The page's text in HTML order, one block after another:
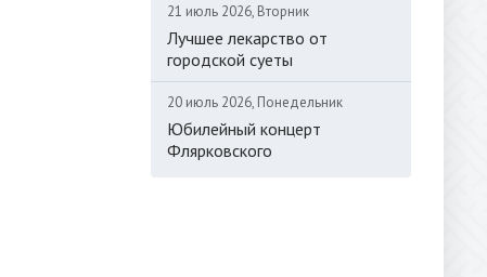
21 июль 2026, Вторник
Лучшее лекарство от
городской суеты
20 июль 2026, Понедельник
Юбилейный концерт
Флярковского